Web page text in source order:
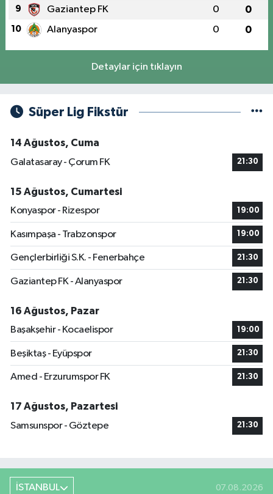
9 Gaziantep FK 0 0
10 Alanyaspor 0 0
Detaylar için tıklayın
Süper Lig Fikstür
14 Ağustos, Cuma
Galatasaray - Çorum FK
21:30
15 Ağustos, Cumartesi
Konyaspor - Rizespor
19:00
Kasımpaşa - Trabzonspor 19:00
Gençlerbirliği S.K. - Fenerbahçe 21:30
Gaziantep FK - Alanyaspor 21:30
16 Ağustos, Pazar
Başakşehir - Kocaelispor
19:00
Beşiktaş - Eyüpspor 21:30
Amed - Erzurumspor FK 21:30
17 Ağustos, Pazartesi
Samsunspor - Göztepe
21:30
İSTANBUL 07.08.2026